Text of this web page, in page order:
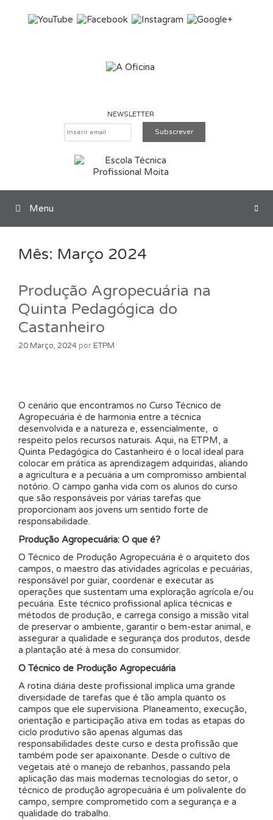
NEWSLETTER
Pesquisar
Menu
Mês: Março 2024
Produção Agropecuária na
Quinta Pedagógica do
Castanheiro
20 Março, 2024 porETPM
O cenário que encontramos no Curso Técnico de
Agropecuária é de harmonia entre a técnica
desenvolvida e a natureza e, essencialmente, o
respeito pelos recursos naturais. Aqui, na ETPM, a
Quinta Pedagógica do Castanheiro é o local ideal para
colocar em prática as aprendizagem adquiridas, aliando
a agricultura e a pecuária a um compromisso ambiental
notório. O campo ganha vida com os alunos do curso
que são responsáveis por várias tarefas que
proporcionam aos jovens um sentido forte de
responsabilidade.
Produção Agropecuária: O que é?
O Técnico de Produção Agropecuária é o arquiteto dos
campos, o maestro das atividades agrícolas e pecuárias,
responsável por guiar, coordenar e executar as
operações que sustentam uma exploração agrícola e/ou
pecuária. Este técnico profissional aplica técnicas e
métodos de produção, e carrega consigo a missão vital
de preservar o ambiente, garantir o bem-estar animal, e
assegurar a qualidade e segurança dos produtos, desde
a plantação até à mesa do consumidor.
O Técnico de Produção Agropecuária
A rotina diária deste profissional implica uma grande
diversidade de tarefas que é tão ampla quanto os
campos que ele supervisiona. Planeamento, execução,
orientação e participação ativa em todas as etapas do
ciclo produtivo são apenas algumas das
responsabilidades deste curso e desta profissão que
também pode ser apaixonante. Desde o cultivo de
vegetais até o manejo de rebanhos, passando pela
aplicação das mais modernas tecnologias do setor, o
técnico de produção agropecuária é um polivalente do
campo, sempre comprometido com a segurança e a
qualidade do trabalho.